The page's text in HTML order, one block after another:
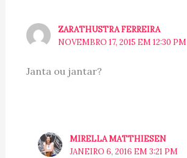
ZARATHUSTRA FERREIRA
NOVEMBRO 17, 2015 EM 12:30 PM
Janta ou jantar?
MIRELLA MATTHIESEN
JANEIRO 6, 2016 EM 3:21 PM